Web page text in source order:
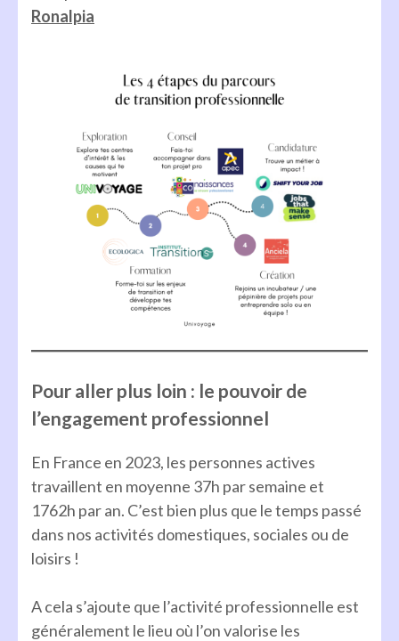
Ronalpia
Pour aller plus loin : le pouvoir de
l’engagement professionnel
En France en 2023, les personnes actives
travaillent en moyenne 37h par semaine et
1762h par an. C’est bien plus que le temps passé
dans nos activités domestiques, sociales ou de
loisirs !
A cela s’ajoute que l’activité professionnelle est
généralement le lieu où l’on valorise les